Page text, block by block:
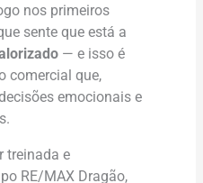
nos primeiros
sente que está a
— e isso é
comercial que,
emocionais e
treinada e
RE/MAX Dragão,